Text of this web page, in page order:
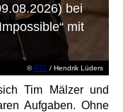
©RTL / Hendrik Lüders
bei
mit
Tim Mälzer und
Aufgaben. Ohne